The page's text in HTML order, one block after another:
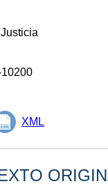
XML